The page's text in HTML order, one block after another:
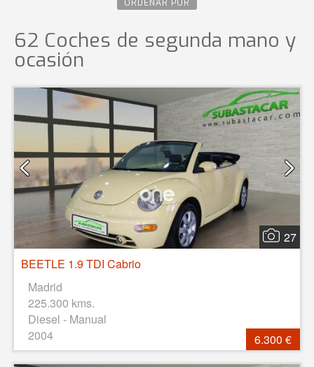
ORDENAR POR
62 Coches de segunda mano y
ocasión
27
BEETLE 1.9 TDI Cabrio
Madrid
225.300 kms.
Diesel - Manual
2004
6.300 €